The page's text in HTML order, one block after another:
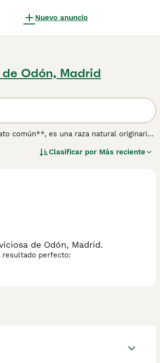
Nuevo anuncio
Odón, Madrid
común**, es una raza natural originaria
a diferentes climas europeos. Son gatos
animales. Por su naturaleza robusta,
una problemática común en
semanal para eliminar pelo muerto y
pelo corto\", \"gatos de pelo corto\", y
buscan un gato con buena salud,
Clasificar por Más reciente
de Odón, Madrid.
resultado perfecto: